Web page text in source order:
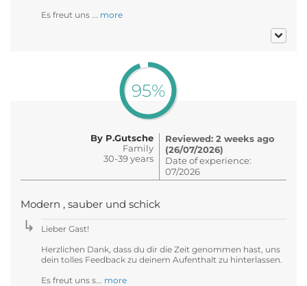
Es freut uns ... more
95%
By P.Gutsche
Family
30-39 years
Reviewed: 2 weeks ago
(26/07/2026)
Date of experience:
07/2026
Modern , sauber und schick
Lieber Gast!
Herzlichen Dank, dass du dir die Zeit genommen hast, uns
dein tolles Feedback zu deinem Aufenthalt zu hinterlassen.
Es freut uns s... more